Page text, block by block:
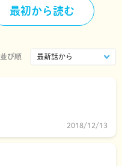
最初から読む
並び順
2018/12/13